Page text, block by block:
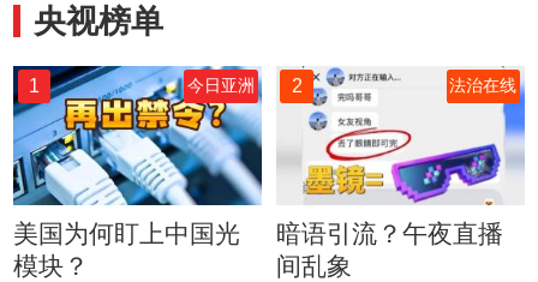
央视榜单
1 今日亚洲
美国为何盯上中国光
模块？
2 法治在线
暗语引流？午夜直播
间乱象